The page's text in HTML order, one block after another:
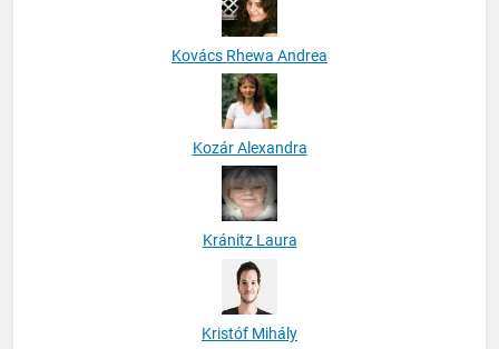
Kovács Rhewa Andrea
Kozár Alexandra
Kránitz Laura
Kristóf Mihály